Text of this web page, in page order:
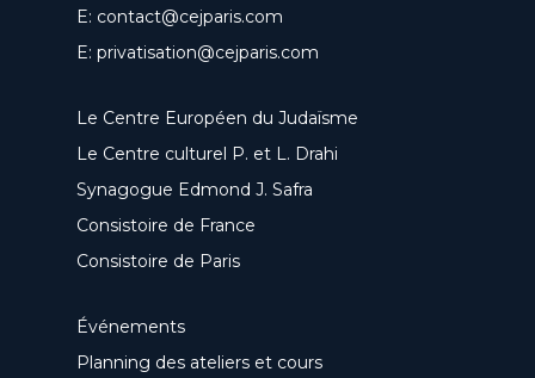
E: contact@cejparis.com
E: privatisation@cejparis.com
Le Centre Européen du Judaïsme
Le Centre culturel P. et L. Drahi
Synagogue Edmond J. Safra
Consistoire de France
Consistoire de Paris
Événements
Planning des ateliers et cours